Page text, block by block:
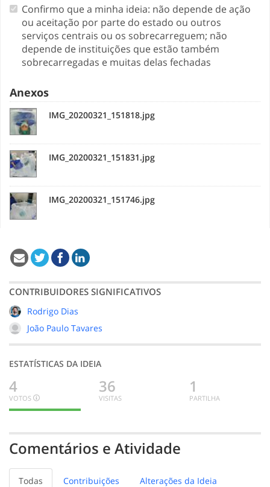
Confirmo que a minha ideia: não depende de ação
ou aceitação por parte do estado ou outros
serviços centrais ou os sobrecarreguem; não
depende de instituições que estão também
sobrecarregadas e muitas delas fechadas
Anexos
IMG_20200321_151818.jpg
IMG_20200321_151831.jpg
IMG_20200321_151746.jpg
CONTRIBUIDORES SIGNIFICATIVOS
Rodrigo Dias
João Paulo Tavares
ESTATÍSTICAS DA IDEIA
4
VOTOS
4
00
36
VISITAS
1
PARTILHA
Comentários e Atividade
Todas Contribuições Alterações da Ideia